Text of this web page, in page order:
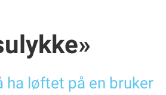
ha løftet på en bruker